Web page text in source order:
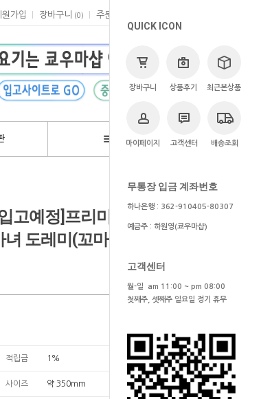
원가입 장바구니 (0 ) 주문
브랜드
QUICK ICON
장바구니 상품후기 최근본상품
마이페이지 고객센터 배송조회
무통장 입금 계좌번호
하나은행 : 362-910405-80307
예금주 : 하원영(쿄우마샵)
고객센터
월-일 am 11:00 ~ pm 08:00
첫째주, 셋째주 일요일 정기 휴무
> 쿄우마 > 예약상품
고예정]프리미엄 반다이
도레미(꼬마 마법사 레미)
적립금 1%
사이즈 약 350mm